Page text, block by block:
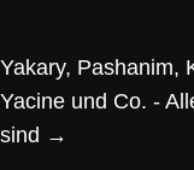
Yakary, Pashanim,
Yacine und Co. -
sind →